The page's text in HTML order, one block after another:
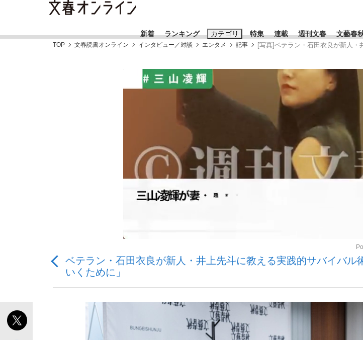
新着 ランキング カテゴリ
「90%は失敗する。でも…」本田圭佑が初めて明かした日本代表監督に...
「敗因分析は一切聞かれなかった」侍ジャパン選手が証言した“NPB聞...
特集
キングの誕生を、目撃せよ。
連載 週刊文春 文藝春
おすすめのキーワードタグ一覧
#高市早苗 #森岡
TOP 文春読書オンライン インタビュー／対談 エンタメ 記事 [写真]ベテラン・石田衣良が新人・
ベテラン・石田衣良が新人・井上先斗に教える実践的サバイバル
いくために」